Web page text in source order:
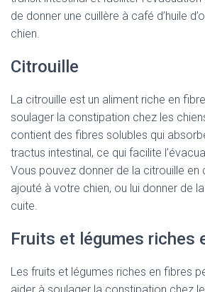
de donner une cuillère à café d’huile
chien.
Citrouille
La citrouille est un aliment riche en
soulager la constipation chez les
contient des fibres solubles qui
tractus intestinal, ce qui facilite
Vous pouvez donner de la citrouille en
ajouté à votre chien, ou lui donner de
cuite.
Fruits et légumes riches
Les fruits et légumes riches en fibres